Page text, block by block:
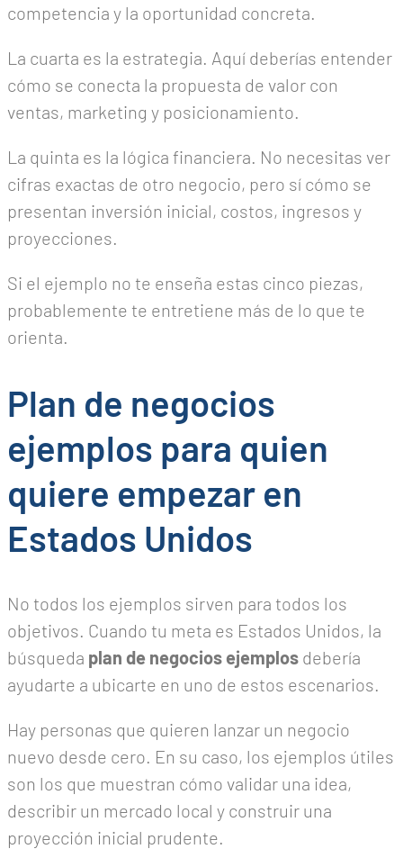
competencia y la oportunidad concreta.
La cuarta es la estrategia. Aquí deberías entender
cómo se conecta la propuesta de valor con
ventas, marketing y posicionamiento.
La quinta es la lógica financiera. No necesitas ver
cifras exactas de otro negocio, pero sí cómo se
presentan inversión inicial, costos, ingresos y
proyecciones.
Si el ejemplo no te enseña estas cinco piezas,
probablemente te entretiene más de lo que te
orienta.
Plan de negocios
ejemplos para quien
quiere empezar en
Estados Unidos
No todos los ejemplos sirven para todos los
objetivos. Cuando tu meta es Estados Unidos, la
búsqueda plan de negocios ejemplos debería
ayudarte a ubicarte en uno de estos escenarios.
Hay personas que quieren lanzar un negocio
nuevo desde cero. En su caso, los ejemplos útiles
son los que muestran cómo validar una idea,
describir un mercado local y construir una
proyección inicial prudente.